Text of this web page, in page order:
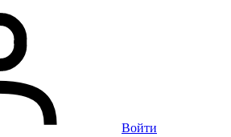
Войти